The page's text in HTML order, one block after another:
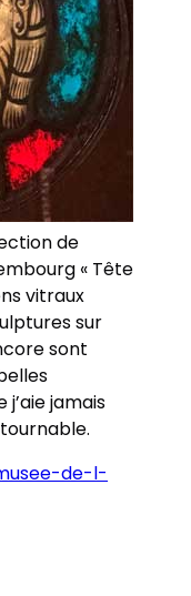
de
« Tête
vitraux
sur
sont
jamais
de-l-